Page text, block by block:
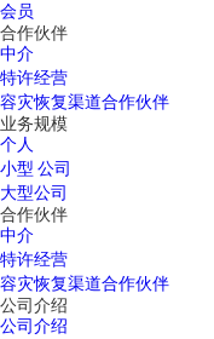
会员
合作伙伴
中介
特许经营
容灾恢复渠道合作伙伴
业务规模
个人
小型 公司
大型公司
合作伙伴
中介
特许经营
容灾恢复渠道合作伙伴
公司介绍
公司介绍